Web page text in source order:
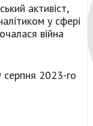
активіст,
у сфері
війна
серпня 2023-го